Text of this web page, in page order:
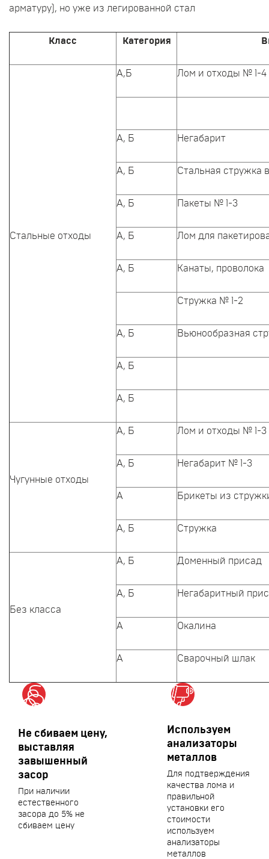
арматуру), но уже из легированной стал
Класс Категория
Стальные отходы
А,Б Лом и отходы № 1-4
А, Б Негабарит
А, Б Стальная стружка
А, Б Пакеты № 1-3
А, Б Лом для
А, Б Канаты, проволока
Стружка № 1-2
А, Б Вьюнообразная
А, Б
А, Б
Чугунные отходы
А, Б Лом и отходы № 1-3
А, Б Негабарит № 1-3
А Брикеты из
А, Б Стружка
Без класса
А, Б Доменный присад
А, Б Негабаритный
А Окалина
А Сварочный шлак
Не сбиваем цену,
выставляя
завышенный
засор
При наличии
естественного
засора до 5% не
сбиваем цену
Используем
анализаторы
металлов
Для подтверждения
качества лома и
правильной
установки его
стоимости
используем
анализаторы
металлов